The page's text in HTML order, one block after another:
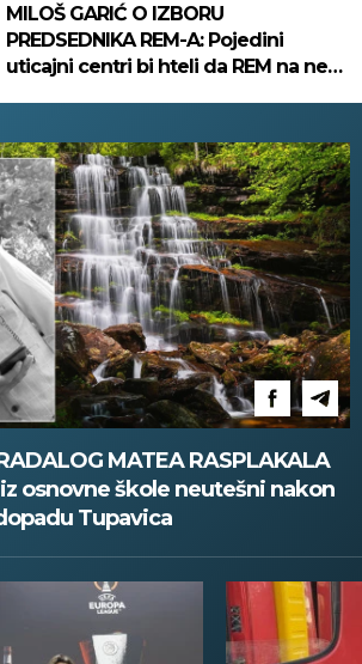
MILOŠ GARIĆ O IZBORU
PREDSEDNIKA REM-A: Pojedini
uticajni centri bi hteli da REM na neki
MATEA RASPLAKALA
osnovne škole neutešni nakon
Tupavica